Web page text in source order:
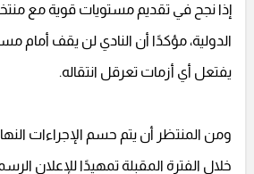
إذا نجح في تقديم مستويات قوية مع
الدولية، مؤكدًا أن النادي لن يقف أمام
يفتعل أي أزمات تعرقل انتقاله.
ومن المنتظر أن يتم حسم الإجراءات
خلال الفترة المقبلة تمهيدًا للإعلان